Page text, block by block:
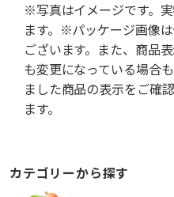
※写真はイメージです。
ます。※パッケージ画像
ございます。また、商品
も変更になっている場合
ました商品の表示をご確
ます。
カテゴリーから探す